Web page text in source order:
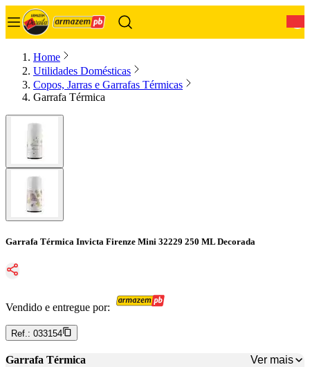
Home
Utilidades Domésticas
Copos, Jarras e Garrafas Térmicas
Garrafa Térmica
Garrafa Térmica Invicta Firenze Mini 32229 250 ML Decorada
Vendido e entregue por:
Ref.: 033154
Garrafa Térmica
Ver mais